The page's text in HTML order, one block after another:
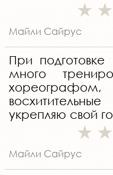
Майли Сайрус
При
много
укрепляю свой
Майли Сайрус